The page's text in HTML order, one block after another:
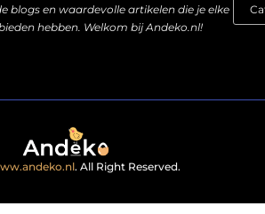
blogs en waardevolle artikelen die je elke
hebben. Welkom bij Andeko.nl!
. All Right Reserved.